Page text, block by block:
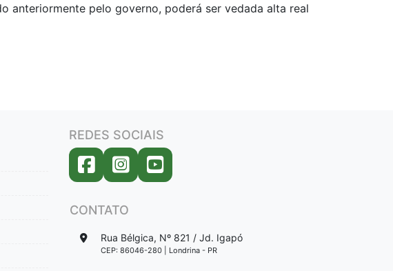
anteriormente pelo governo, poderá ser vedada alta real
REDES SOCIAIS
CONTATO
Rua Bélgica, Nº 821 / Jd. Igapó
CEP: 86046-280 | Londrina - PR